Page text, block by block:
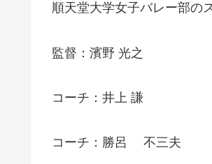
順天堂大学女子バレー部の
監督：濱野 光之
コーチ：井上 謙
コーチ：勝呂 不三夫